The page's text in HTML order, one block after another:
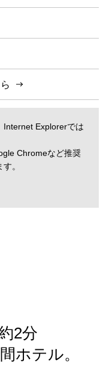
Internet Explorerでは
Chromeなど推奨
。
プラン
2分
ホテル。